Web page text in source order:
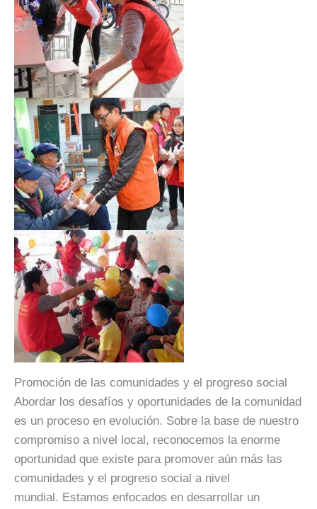
Promoción de las comunidades y el progreso social
Abordar los desafíos y oportunidades de la comunidad
es un proceso en evolución. Sobre la base de nuestro
compromiso a nivel local, reconocemos la enorme
oportunidad que existe para promover aún más las
comunidades y el progreso social a nivel
mundial. Estamos enfocados en desarrollar un